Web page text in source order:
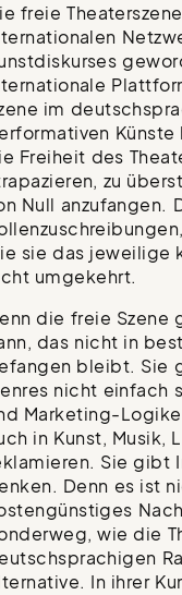
freie
im
Künste
Freiheit des
zu
Null anzufangen.
sie das jeweilige
umgekehrt.
die freie Szene
das nicht in
bleibt. Sie
nicht einfach
Marketing-
in Kunst, Musik,
Sie gibt
Denn es ist
wie die
In ihrer